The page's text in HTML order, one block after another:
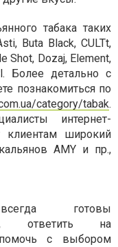
табака таких
Buta Black, CULTt,
Shot, Dozaj, Element,
Более детально с
познакомиться по
category/tabak.
интернет-
клиентам широкий
AMY и пр.,
готовы
ответить на
с выбором